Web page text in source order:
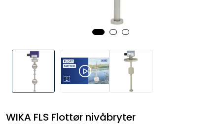
WIKA FLS Flottør nivåbryter
Tilbehør
Kampanjer
Outlet